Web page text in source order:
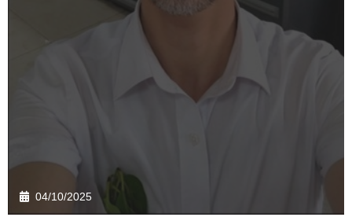
04/10/2025